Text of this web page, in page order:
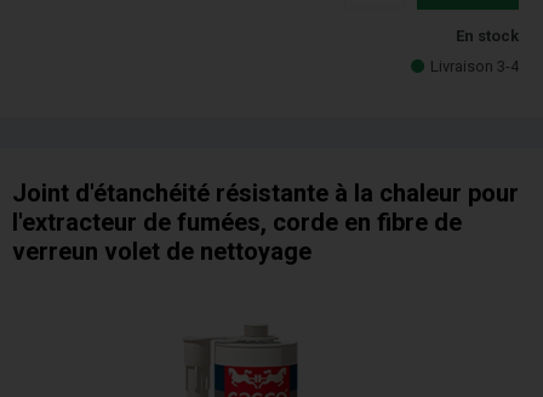
En stock
Livraison 3-4
Joint d'étanchéité résistante à la chaleur pour
l'extracteur de fumées, corde en fibre de
verreun volet de nettoyage